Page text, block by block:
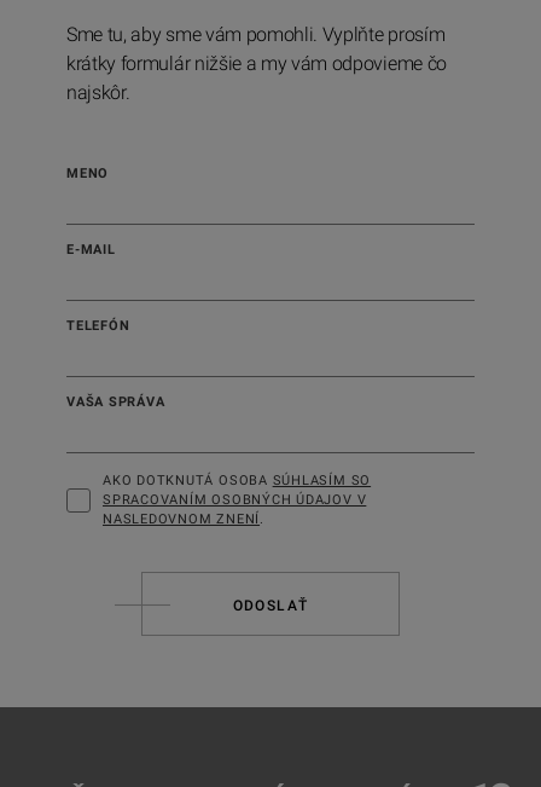
Sme tu, aby sme vám pomohli. Vyplňte prosím
krátky formulár nižšie a my vám odpovieme čo
najskôr.
MENO
E-MAIL
TELEFÓN
VAŠA SPRÁVA
AKO DOTKNUTÁ OSOBA SÚHLASÍM SO
SPRACOVANÍM OSOBNÝCH ÚDAJOV V
NASLEDOVNOM ZNENÍ .
ODOSLAŤ